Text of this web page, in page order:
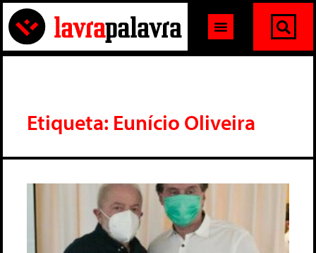
Etiqueta: Eunício Oliveira